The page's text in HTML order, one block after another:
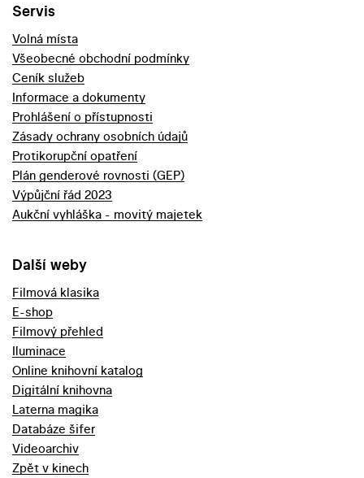
Servis
Volná místa
Všeobecné obchodní podmínky
Ceník služeb
Informace a dokumenty
Prohlášení o přístupnosti
Zásady ochrany osobních údajů
Protikorupční opatření
Plán genderové rovnosti (GEP)
Výpůjční řád 2023
Aukční vyhláška - movitý majetek
Další weby
Filmová klasika
E-shop
Filmový přehled
Iluminace
Online knihovní katalog
Digitální knihovna
Laterna magika
Databáze šifer
Videoarchiv
Zpět v kinech